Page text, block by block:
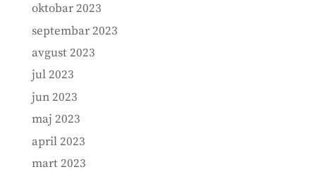
oktobar 2023
septembar 2023
avgust 2023
jul 2023
jun 2023
maj 2023
april 2023
mart 2023